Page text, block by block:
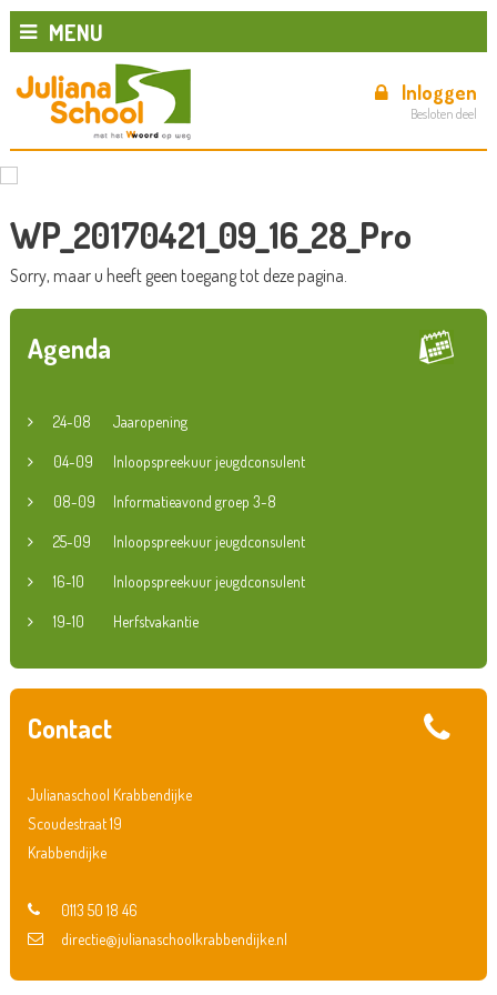
MENU
Inloggen
Besloten deel
WP_20170421_09_16_28_Pro
Sorry, maar u heeft geen toegang tot deze pagina.
Agenda
24-08 Jaaropening
04-09 Inloopspreekuur jeugdconsulent
08-09 Informatieavond groep 3-8
25-09 Inloopspreekuur jeugdconsulent
16-10 Inloopspreekuur jeugdconsulent
19-10 Herfstvakantie
Contact
Julianaschool Krabbendijke
Scoudestraat 19
Krabbendijke
0113 50 18 46
directie@julianaschoolkrabbendijke.nl